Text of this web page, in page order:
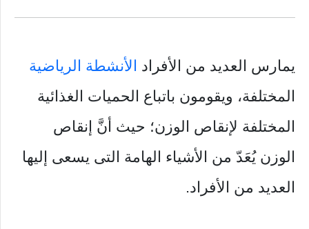
يمارس العديد من الأفراد الأنشطة الرياضية
المختلفة، ويقومون باتباع الحميات الغذائية
المختلفة لإنقاص الوزن؛ حيث أنَّ إنقاص
الوزن يُعَدّ من الأشياء الهامة التى يسعى إليها
العديد من الأفراد.